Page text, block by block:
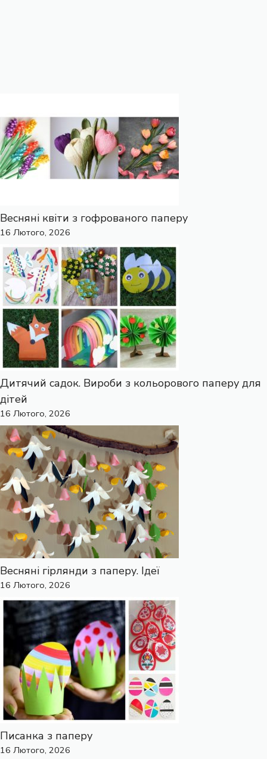
Весняні квіти з гофрованого паперу
16 Лютого, 2026
Дитячий садок. Вироби з кольорового паперу для
дітей
16 Лютого, 2026
Весняні гірлянди з паперу. Ідеї
16 Лютого, 2026
Писанка з паперу
16 Лютого, 2026